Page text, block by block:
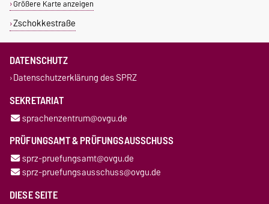
Größere Karte anzeigen
Zschokkestraße
DATENSCHUTZ
Datenschutzerklärung des SPRZ
SEKRETARIAT
sprachenzentrum@ovgu.de
PRÜFUNGSAMT & PRÜFUNGSAUSSCHUSS
sprz-pruefungsamt@ovgu.de
sprz-pruefungsausschuss@ovgu.de
DIESE SEITE